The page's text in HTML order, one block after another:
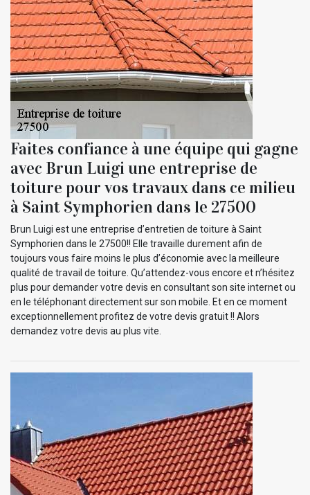
Faites confiance à une équipe qui gagne
avec Brun Luigi une entreprise de
toiture pour vos travaux dans ce milieu
à Saint Symphorien dans le 27500
Brun Luigi est une entreprise d’entretien de toiture à Saint
Symphorien dans le 27500!! Elle travaille durement afin de
toujours vous faire moins le plus d’économie avec la meilleure
qualité de travail de toiture. Qu’attendez-vous encore et n’hésitez
plus pour demander votre devis en consultant son site internet ou
en le téléphonant directement sur son mobile. Et en ce moment
exceptionnellement profitez de votre devis gratuit !! Alors
demandez votre devis au plus vite.